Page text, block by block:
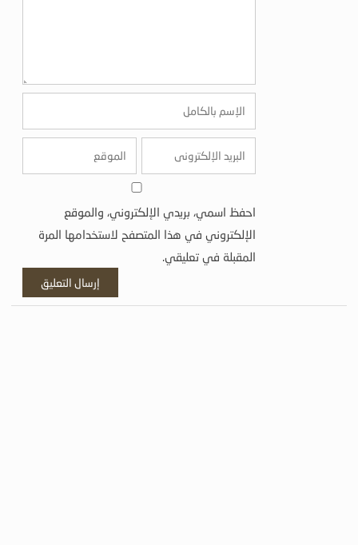
احفظ اسمي، بريدي الإلكتروني، والموقع
الإلكتروني في هذا المتصفح لاستخدامها المرة
المقبلة في تعليقي.